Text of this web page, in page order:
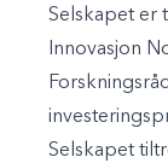
Selskapet er
Innovasjon
Selskapet